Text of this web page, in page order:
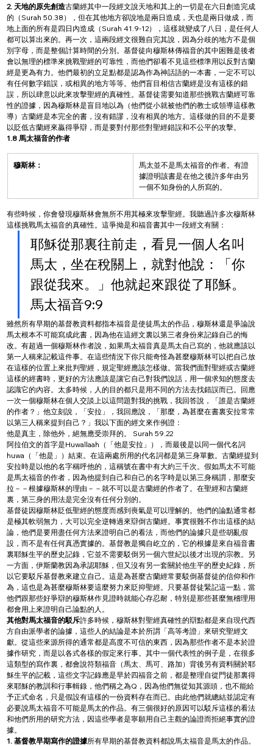
2. 天地的原先創造古蘭經其中一段經文說天地和其上的一切是在六日創造完成
的（Surah 50.38），但在其他地方卻說地是兩日造成，天也是兩日做成，而
地上面的所有是四日內造成（Surah 41.9-12），這樣就變成了八日，是任何人
都可以算出來的。再一次，這兩段經文很難自完其說，因為分歧的地方不是個
別字母，而是整個計算時間的分別。基督徒向穆斯林傳福音的其中困難是後者
會以無理的標準來挑戰聖經的可靠性，而他們卻看不見這些標準用以反對古蘭
經是更為有力。他們最初的立足點都是認為作為神話語的一本書，一定不可以
有任何數字錯誤，或相異的地方等等。他們盲目相信古蘭經是沒有這樣的錯
誤，所以肆意以此來攻擊聖經的真確性。基督徒需要知道那些挑戰古蘭經可靠
性的證據，因為穆斯林是盲目地以為（他們從小就被他們的教士或領導這樣教
導）古蘭經是本完全的書，沒有錯謬，沒有相異的地方。這樣做的目的不是要
以貶低古蘭經來贏得爭辯，而是要對付那些對聖經錯誤和不公平的攻擊。
1.8 馬太福音的作者
穆斯林：
馬太並不是馬太福音的作者。有證
據證明該書是在他之後許多年由另
一個不知身份的人所寫的。
有些時候，你會發現穆斯林會無所不用其極來攻擊聖經。我聽過許多次穆斯林
這樣挑戰馬太福音的真確性。這爭拗是和福音書其中一段經文有關：
耶穌從那裏往前走，看見一個人名叫
馬太，坐在稅關上，就對他說：「你
跟從我來。」他就起來跟從了耶穌。
馬太福音9:9
雖然所有早期的基督教資料都指本福音是使徒馬太的作品，穆斯林還是爭論說
馬太根本不可能寫成此書，因為他在這經文裏以第三者身份來記錄自己的悔
改。有超過一個穆斯林作者說，如果馬太福音真是馬太自己寫的，他就應該以
第一人稱來記載這件事。在這些情況下你只能奇怪為甚麼穆斯林可以把自己放
在這樣的位置上來批判聖經，規定聖經應該怎樣做。當我們面對聖經或古蘭經
這樣的經書時，更好的方法應該是讓它自己對我們說話，用一個求知的態度去
認識它的內容。太多時候，人的目的都只是用不同的方法去找錯誤而已。回應
一次一個穆斯林在個人交談上以這問題對我的挑戰，我回答說，「誰是古蘭經
的作者？」他立刻說，「安拉」，我回應說，「那麼，為甚麼在書裏安拉常常
以第三人稱來提到自己？」我以下面的經文來作例證：
他是真主，除他外，絕無應受崇拜的。 Surah 59.22
阿拉伯文的首字是Huwallaah（「他是安拉」），而最後是以同一個代名詞
huwa（「他是」）結束。在這兩處所用的代名詞都是第三身單數。古蘭經提到
安拉時是以他的名字稱呼他的，這稱號在書中有大約三千次。假如馬太不可能
是馬太福音的作者，因為他提到自己和自己的名字時是以第三身稱謂，那麼安
拉－－根據穆斯林的理由－－就不可以是古蘭經的作者了。在聖經和古蘭經
裏，第三身的用法是完全沒有任何分別的。
基督徒因穆斯林貶低聖經的態度而感到喪氣是可以理解的。他們的論點通常都
是極其軟弱無力，大可以完全逆轉過來辯倒古蘭經。事實很難不作出這樣的結
論，他們是要用盡任何方法來證明自己的看法，而他們的論據只是些胡亂假
設，而不是有任何真憑實據的。基督教是獨自屹立的，它的根據是來自福音書
裏耶穌生平的歷史記錄，它並不需要駁倒另一個六世紀以後才出現的宗教。另
一方面，伊斯蘭教因為承認耶穌，但又沒有另一套關於他生平的歷史紀錄，所
以它要駁斥基督教來建立自己。這是為甚麼古蘭經常要駁倒基督徒的信仰和作
為，這也是為甚麼穆斯林要這麼努力來貶抑聖經。只要基督徒緊記這一點，當
他們跟那些好爭辯的穆斯林作見證時就能心存忍耐，特別是那些甚麼無稽理用
都會用上來證明自己論點的人。
其他對馬太福音的駁斥許多時候，穆斯林對聖經真確性的辯點都是來自現代西
方自由派學者的論據，這些人的結論是本於所謂「高等考證」來研究聖經文
獻。從這些來源所得的通常都是高度不可信的東西，因為那些作者不是本於證
據作研究，而是以各式各樣的假定來行事。其中一個代表性的例子是，在很多
這類型的寫作裏，都會說符類福音（馬太、馬可、路加）背後另有資料關於耶
穌生平的記載，這些文字記錄應是早於四福音之前，都是整理自從門徒那裏得
來耶穌的教訓和行事輯錄，他們稱之為Q，因為他們無從知其源頭，也不能給
予正式命名，只是假設有這樣的一份資料存在而已。由此他們就總結並認定有
必要說馬太福音不可能是馬太的作品。有三個很好的原因可以駁斥這樣的看法
和他們所用的研究方法，因這些學者是寧願用自己主觀的論證而拒絕事實的證
據。
1. 基督教早期寫作的證據所有早期的基督教資料都說馬太福音是馬太的作品。